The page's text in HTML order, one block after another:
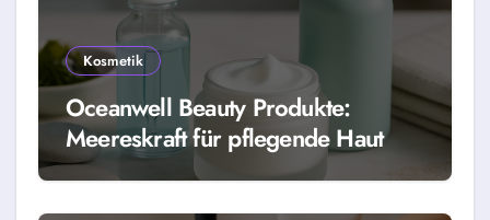
Kosmetik
Oceanwell Beauty Produkte:
Meereskraft für pflegende Haut